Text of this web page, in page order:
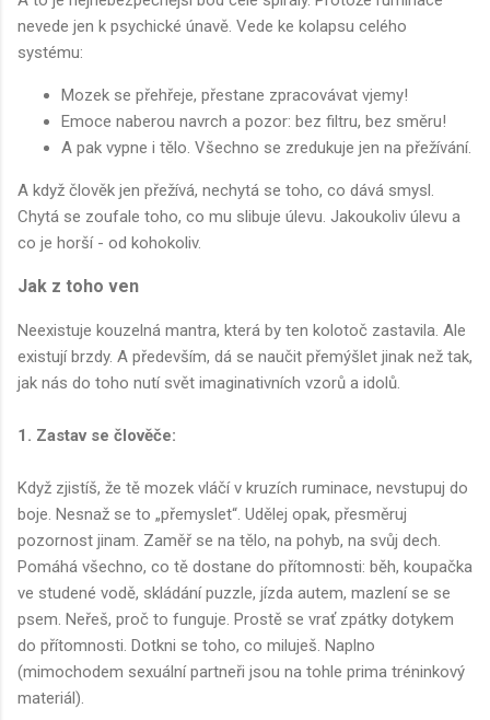
nevede jen k psychické únavě. Vede ke kolapsu celého
systému:
Mozek se přehřeje, přestane zpracovávat vjemy!
Emoce naberou navrch a pozor: bez filtru, bez směru!
A pak vypne i tělo. Všechno se zredukuje jen na přežívání.
A když člověk jen přežívá, nechytá se toho, co dává smysl.
Chytá se zoufale toho, co mu slibuje úlevu. Jakoukoliv úlevu a
co je horší - od kohokoliv.
Jak z toho ven
Neexistuje kouzelná mantra, která by ten kolotoč zastavila. Ale
existují brzdy. A především, dá se naučit přemýšlet jinak než tak,
jak nás do toho nutí svět imaginativních vzorů a idolů.
1. Zastav se člověče:
Když zjistíš, že tě mozek vláčí v kruzích ruminace, nevstupuj do
boje. Nesnaž se to „přemyslet“. Udělej opak, přesměruj
pozornost jinam. Zaměř se na tělo, na pohyb, na svůj dech.
Pomáhá všechno, co tě dostane do přítomnosti: běh, koupačka
ve studené vodě, skládání puzzle, jízda autem, mazlení se se
psem. Neřeš, proč to funguje. Prostě se vrať zpátky dotykem
do přítomnosti. Dotkni se toho, co miluješ. Naplno
(mimochodem sexuální partneři jsou na tohle prima tréninkový
materiál).